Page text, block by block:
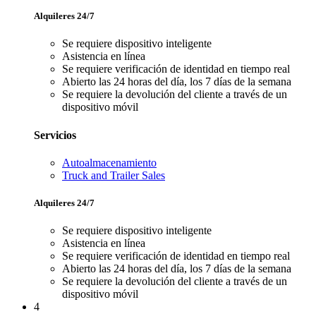
Alquileres 24/7
Se requiere dispositivo inteligente
Asistencia en línea
Se requiere verificación de identidad en tiempo real
Abierto las 24 horas del día, los 7 días de la semana
Se requiere la devolución del cliente a través de un
dispositivo móvil
Servicios
Autoalmacenamiento
Truck and Trailer Sales
Alquileres 24/7
Se requiere dispositivo inteligente
Asistencia en línea
Se requiere verificación de identidad en tiempo real
Abierto las 24 horas del día, los 7 días de la semana
Se requiere la devolución del cliente a través de un
dispositivo móvil
4